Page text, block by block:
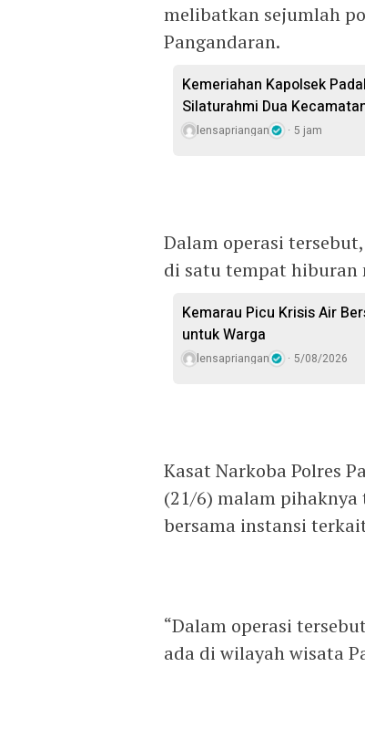
melibatkan sejumlah
Pangandaran.
Kemeriahan Kapolsek
Silaturahmi Dua
lensapriangan 5 jam
Dalam operasi
di satu tempat hiburan
Kemarau Picu Krisis Air
untuk Warga
lensapriangan 5/08/2026
Kasat Narkoba Polres
(21/6) malam
bersama instansi
“Dalam operasi
ada di wilayah wisata